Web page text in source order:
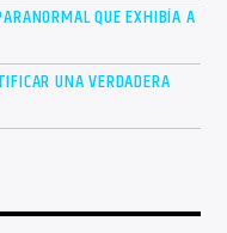
QUE EXHIBÍA A
UNA VERDADERA